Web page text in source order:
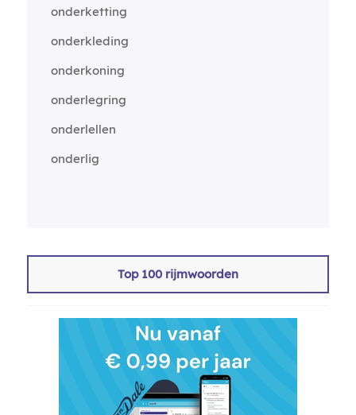
onderketting
onderkleding
onderkoning
onderlegring
onderlellen
onderlig
Top 100 rijmwoorden